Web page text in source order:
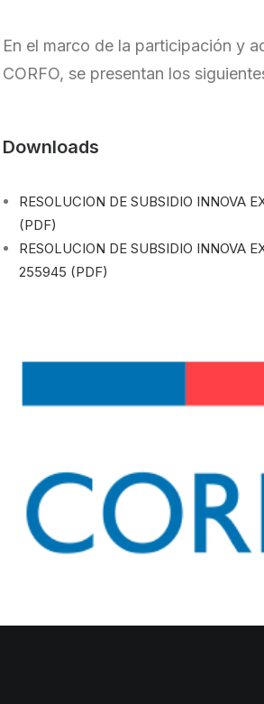
En el marco de la participación y
CORFO, se presentan los
Downloads
RESOLUCION DE SUBSIDIO INNOVA
(PDF)
RESOLUCION DE SUBSIDIO INNOVA
255945 (PDF)